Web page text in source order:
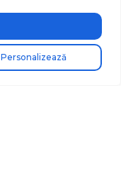
Personalizează